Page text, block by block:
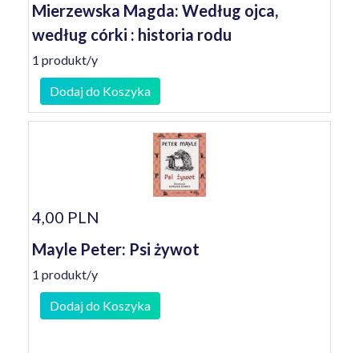
Mierzewska Magda: Według ojca,
według córki : historia rodu
1 produkt/y
Dodaj do Koszyka
4,00 PLN
Mayle Peter: Psi żywot
1 produkt/y
Dodaj do Koszyka